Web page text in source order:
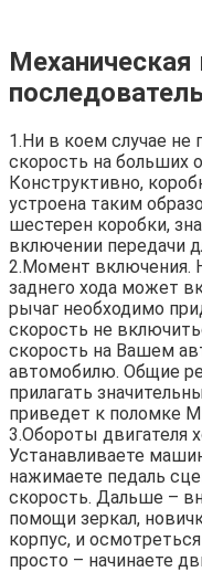
Механическая
1.Ни в коем случае
скорость на больших
Конструктивно,
устроена таким
шестерен коробки,
включении передачи
2.Момент
заднего хода может
рычаг необходимо
скорость не
скорость на Вашем
автомобилю. Общие
прилагать
приведет к поломке
3.Обороты двигателя
Устанавливаете
нажимаете педаль
скорость. Дальше –
помощи зеркал,
корпус, и
просто – начинаете